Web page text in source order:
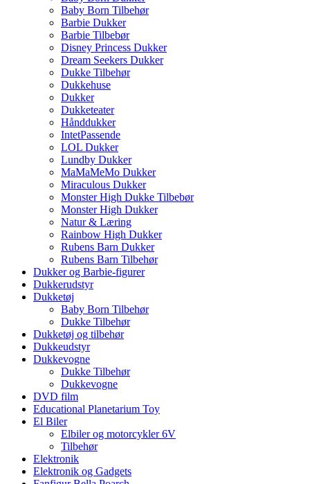
Baby Born Tilbehør
Barbie Dukker
Barbie Tilbebør
Disney Princess Dukker
Dream Seekers Dukker
Dukke Tilbehør
Dukkehuse
Dukker
Dukketeater
Hånddukker
IntetPassende
LOL Dukker
Lundby Dukker
MaMaMeMo Dukker
Miraculous Dukker
Monster High Dukke Tilbebør
Monster High Dukker
Natur & Læring
Rainbow High Dukker
Rubens Barn Dukker
Rubens Barn Tilbehør
Dukker og Barbie-figurer
Dukkerudstyr
Dukketøj
Baby Born Tilbehør
Dukke Tilbehør
Dukketøj og tilbehør
Dukkeudstyr
Dukkevogne
Dukke Tilbehør
Dukkevogne
DVD film
Educational Planetarium Toy
El Biler
Elbiler og motorcykler 6V
Tilbehør
Elektronik
Elektronik og Gadgets